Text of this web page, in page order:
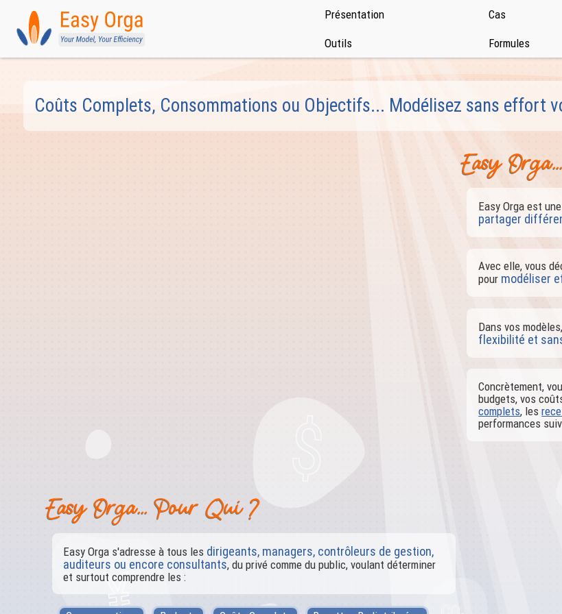
Présentation
Outils
Cas
Formules
Coûts Complets, Consommations ou Objectifs... Modélisez sans effort
Easy
Easy Orga est
partager
Avec elle, vous
pour modéliser
Dans vos
flexibilité et
Concrètement,
budgets, vos
complets, les
performances
Easy Orga... Pour Qui ?
Easy Orga s'adresse à tous les dirigeants, managers, contrôleurs de gestion,
auditeurs ou encore consultants, du privé comme du public, voulant déterminer
et surtout comprendre les :